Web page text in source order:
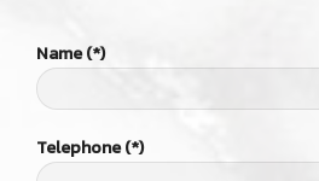
Name (*)
Telephone (*)